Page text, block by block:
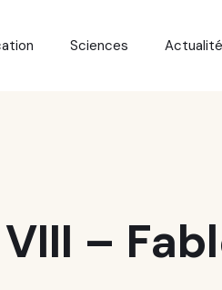
Sciences Actualité
–